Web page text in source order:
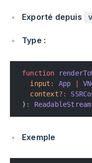
Exporté depuis
Type :
function
  input
: App
  context
?:
) : ReadableStream
Exemple